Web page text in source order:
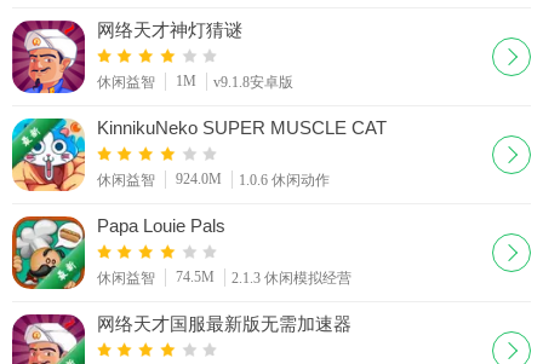
网络天才神灯猜谜
休闲益智 1M v9.1.8安卓版
KinnikuNeko SUPER MUSCLE CAT
休闲益智 924.0M 1.0.6 休闲动作
Papa Louie Pals
休闲益智 74.5M 2.1.3 休闲模拟经营
网络天才国服最新版无需加速器